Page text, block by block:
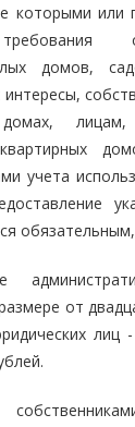
которыми или
домов,
домах,
учета
от
лиц